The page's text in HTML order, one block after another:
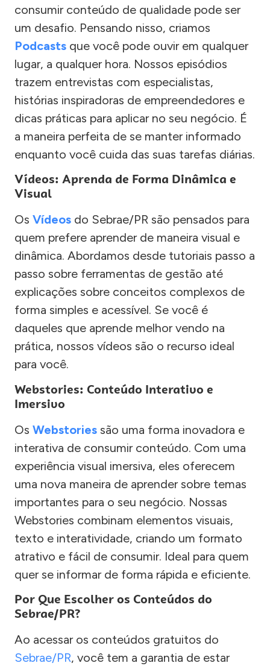
consumir conteúdo de qualidade pode ser
um desafio. Pensando nisso, criamos
Podcasts que você pode ouvir em qualquer
lugar, a qualquer hora. Nossos episódios
trazem entrevistas com especialistas,
histórias inspiradoras de empreendedores e
dicas práticas para aplicar no seu negócio. É
a maneira perfeita de se manter informado
enquanto você cuida das suas tarefas diárias.
Vídeos: Aprenda de Forma Dinâmica e
Visual
Os Vídeos do Sebrae/PR são pensados para
quem prefere aprender de maneira visual e
dinâmica. Abordamos desde tutoriais passo a
passo sobre ferramentas de gestão até
explicações sobre conceitos complexos de
forma simples e acessível. Se você é
daqueles que aprende melhor vendo na
prática, nossos vídeos são o recurso ideal
para você.
Webstories: Conteúdo Interativo e
Imersivo
Os Webstories são uma forma inovadora e
interativa de consumir conteúdo. Com uma
experiência visual imersiva, eles oferecem
uma nova maneira de aprender sobre temas
importantes para o seu negócio. Nossas
Webstories combinam elementos visuais,
texto e interatividade, criando um formato
atrativo e fácil de consumir. Ideal para quem
quer se informar de forma rápida e eficiente.
Por Que Escolher os Conteúdos do
Sebrae/PR?
Ao acessar os conteúdos gratuitos do
Sebrae/PR, você tem a garantia de estar